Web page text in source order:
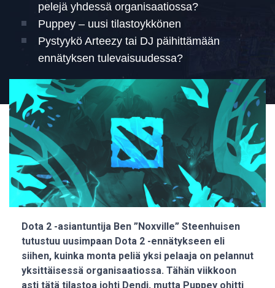
pelejä yhdessä organisaatiossa?
Puppey – uusi tilastoykkönen
Pystyykö Arteezy tai DJ päihittämään
ennätyksen tulevaisuudessa?
Dota 2 -asiantuntija Ben ”Noxville” Steenhuisen
tutustuu uusimpaan Dota 2 -ennätykseen eli
siihen, kuinka monta peliä yksi pelaaja on pelannut
yksittäisessä organisaatiossa. Tähän viikkoon
asti tätä tilastoa johti Dendi, mutta Puppey ohitti